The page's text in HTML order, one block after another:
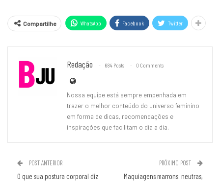
Compartilhe WhatsApp Facebook Twitter
Redação 684 Posts 0 Comments
Nossa equipe está sempre empenhada em
trazer o melhor conteúdo do universo feminino
em forma de dicas, recomendações e
inspirações que facilitam o dia a dia.
POST ANTERIOR
O que sua postura corporal diz
PRÓXIMO POST
Maquiagens marrons: neutras,